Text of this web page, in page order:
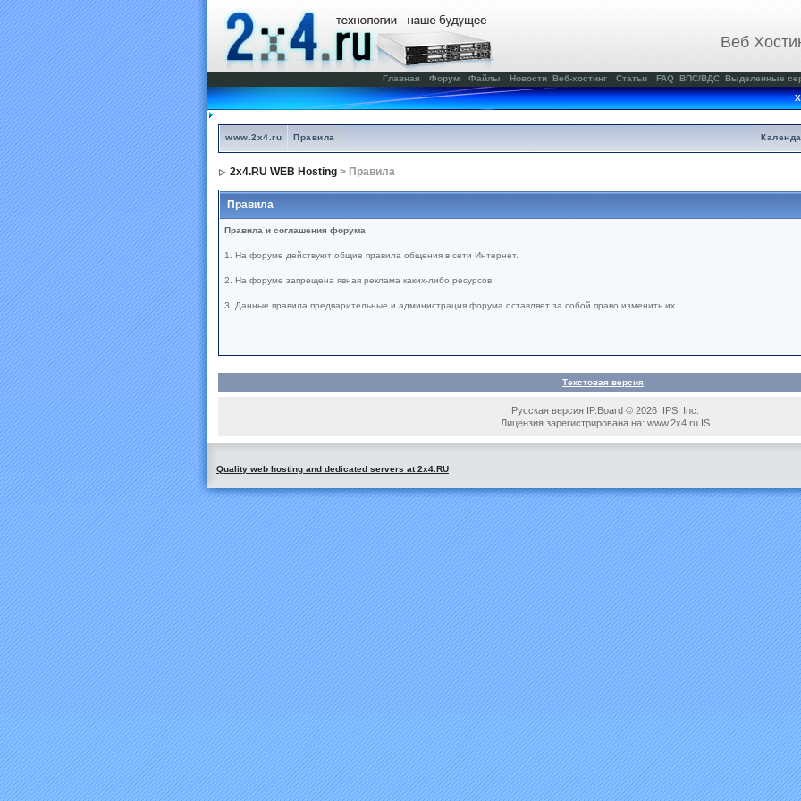
Веб
Главная Форум Файлы Новости Веб-хостинг Статьи FAQ ВПС/ВДС Выделенные
www.2x4.ru Правила
2x4.RU WEB Hosting > Правила
Правила
Правила и соглашения форума
1. На форуме действуют общие правила общения в сети Интернет.
2. На форуме запрещена явная реклама каких-либо ресурсов.
3. Данные правила предварительные и администрация форума оставляет за собой право изменить их.
Текстовая версия
Русская версия IP.Board © 2026 IPS, Inc.
Лицензия зарегистрирована на: www.2x4.ru IS
Quality web hosting and dedicated servers at 2x4.RU